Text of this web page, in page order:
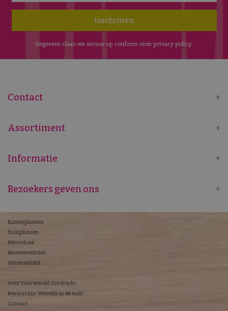
Gegevens slaan we secuur op conform onze privacy policy.
Contact
Assortiment
Informatie
Bezoekers geven ons
Kamerplanten
Tuinplanten
Kerstshow
Bloemenwinkel
Dierenwinkel
Over TuinWereld Dordrecht
Restaurant 'Werelds in de tuin'
Contact